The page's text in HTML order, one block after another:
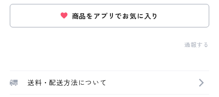
商品をアプリでお気に入り
通報する
送料・配送方法について